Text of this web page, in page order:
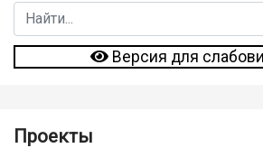
Версия для
Проекты